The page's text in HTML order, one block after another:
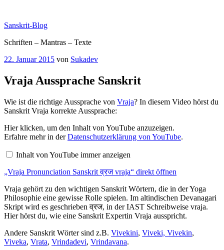
springen
Sanskrit-Blog
Schriften – Mantras – Texte
Veröffentlicht
22. Januar 2015 von Sukadev
Vraja Aussprache Sanskrit
Wie ist die richtige Aussprache von Vraja? In diesem Video hörst du
Sanskrit Vraja korrekte Aussprache:
„Vraja
Pronunciation
Sanskrit
vraja“
YouTube
Hier klicken, um den Inhalt von YouTube anzuzeigen.
Erfahre mehr in derDatenschutzerklärung von YouTube.
Inhalt von YouTube immer anzeigen
„Vraja Pronunciation Sanskrit व्रज vraja“ direkt öffnen
Vraja gehört zu den wichtigen Sanskrit Wörtern, die in der Yoga
Philosophie eine gewisse Rolle spielen. Im altindischen Devanagari
Skript wird es geschrieben व्रज, in der IAST Schreibweise vraja.
Hier hörst du, wie eine Sanskrit Expertin Vraja ausspricht.
Andere Sanskrit Wörter sind z.B. Vivekini, Viveki, Vivekin,
Viveka, Vrata, Vrindadevi, Vrindavana.